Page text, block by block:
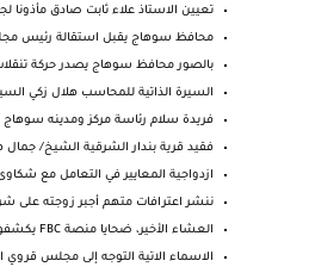
تعيين الاستاذ علاء ثابت صادق مأذونا
محافظ سوهاج يقبل استقالة رئيس
بالصور محافظ سوهاج يصدر حركة
السيرة الذاتية للمحاسب هلال زكي
فريدة سلام رئاسة مركز ومدينه سوهاج
فقيد قرية بندار الشرقية الشيخ/
ازدواجية المعايير في التعامل مع
ننشر اعترافات متهم أجبر زوجته على
العشاء الأخير، ضحايا منصة FBC يكشفون كواليس النصب ...
الاسماء الاتية التوجه إلى مجلس قروي